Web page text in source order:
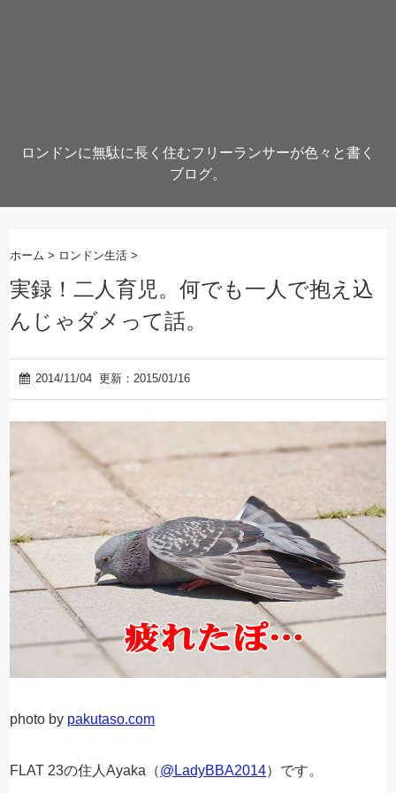
ロンドンに無駄に長く住むフリーランサーが色々と書く
ブログ。
ホーム > ロンドン生活 >
実録！二人育児。何でも一人で抱え込
んじゃダメって話。
2014/11/04 更新：2015/01/16
photo by pakutaso.com
FLAT 23の住人Ayaka（@LadyBBA2014）です。